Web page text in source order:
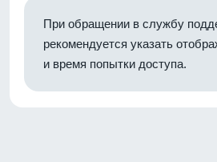
При обращении в службу
рекомендуется указать
и время попытки доступа.